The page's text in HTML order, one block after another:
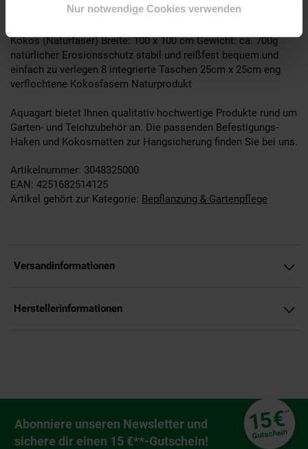
Nur notwendige Cookies verwenden
Kokos (Naturfaser) Breite: 100 x 100 cm Gewicht: ca. 700g
natürlicher Erosionsschutz stabil und reißfest bequem und
einfach zu verlegen 8 integrierte Taschen 25cm x 25cm eng
verflochtene Kokosfasern Naturprodukt
Aquagart bietet Ihnen qualitativ hochwertige Produkte rund um
Garten- und Teichzubehör an. Die passenden Befestigungs-
Haken und Kokosmatten zur Hangsicherung finden Sie bei uns.
Artikelnummer: 3048325000
EAN: 4251682514125
Artikel gehört zur Kategorie: Bepflanzung & Gartenpflege
Versandinformationen
Herstellerinformationen
Newsletter Anmeldung
Abonniere unseren Newsletter und
sichere dir einen 15 €**-Gutschein!
15€**
Gutschein